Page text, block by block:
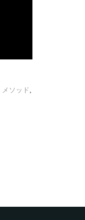
メソッド,